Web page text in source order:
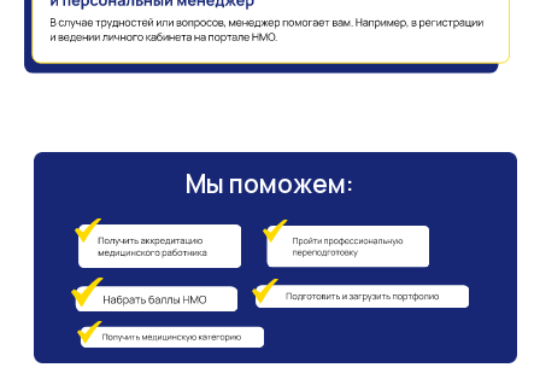
Возникли вопросы?
Задать вопрос